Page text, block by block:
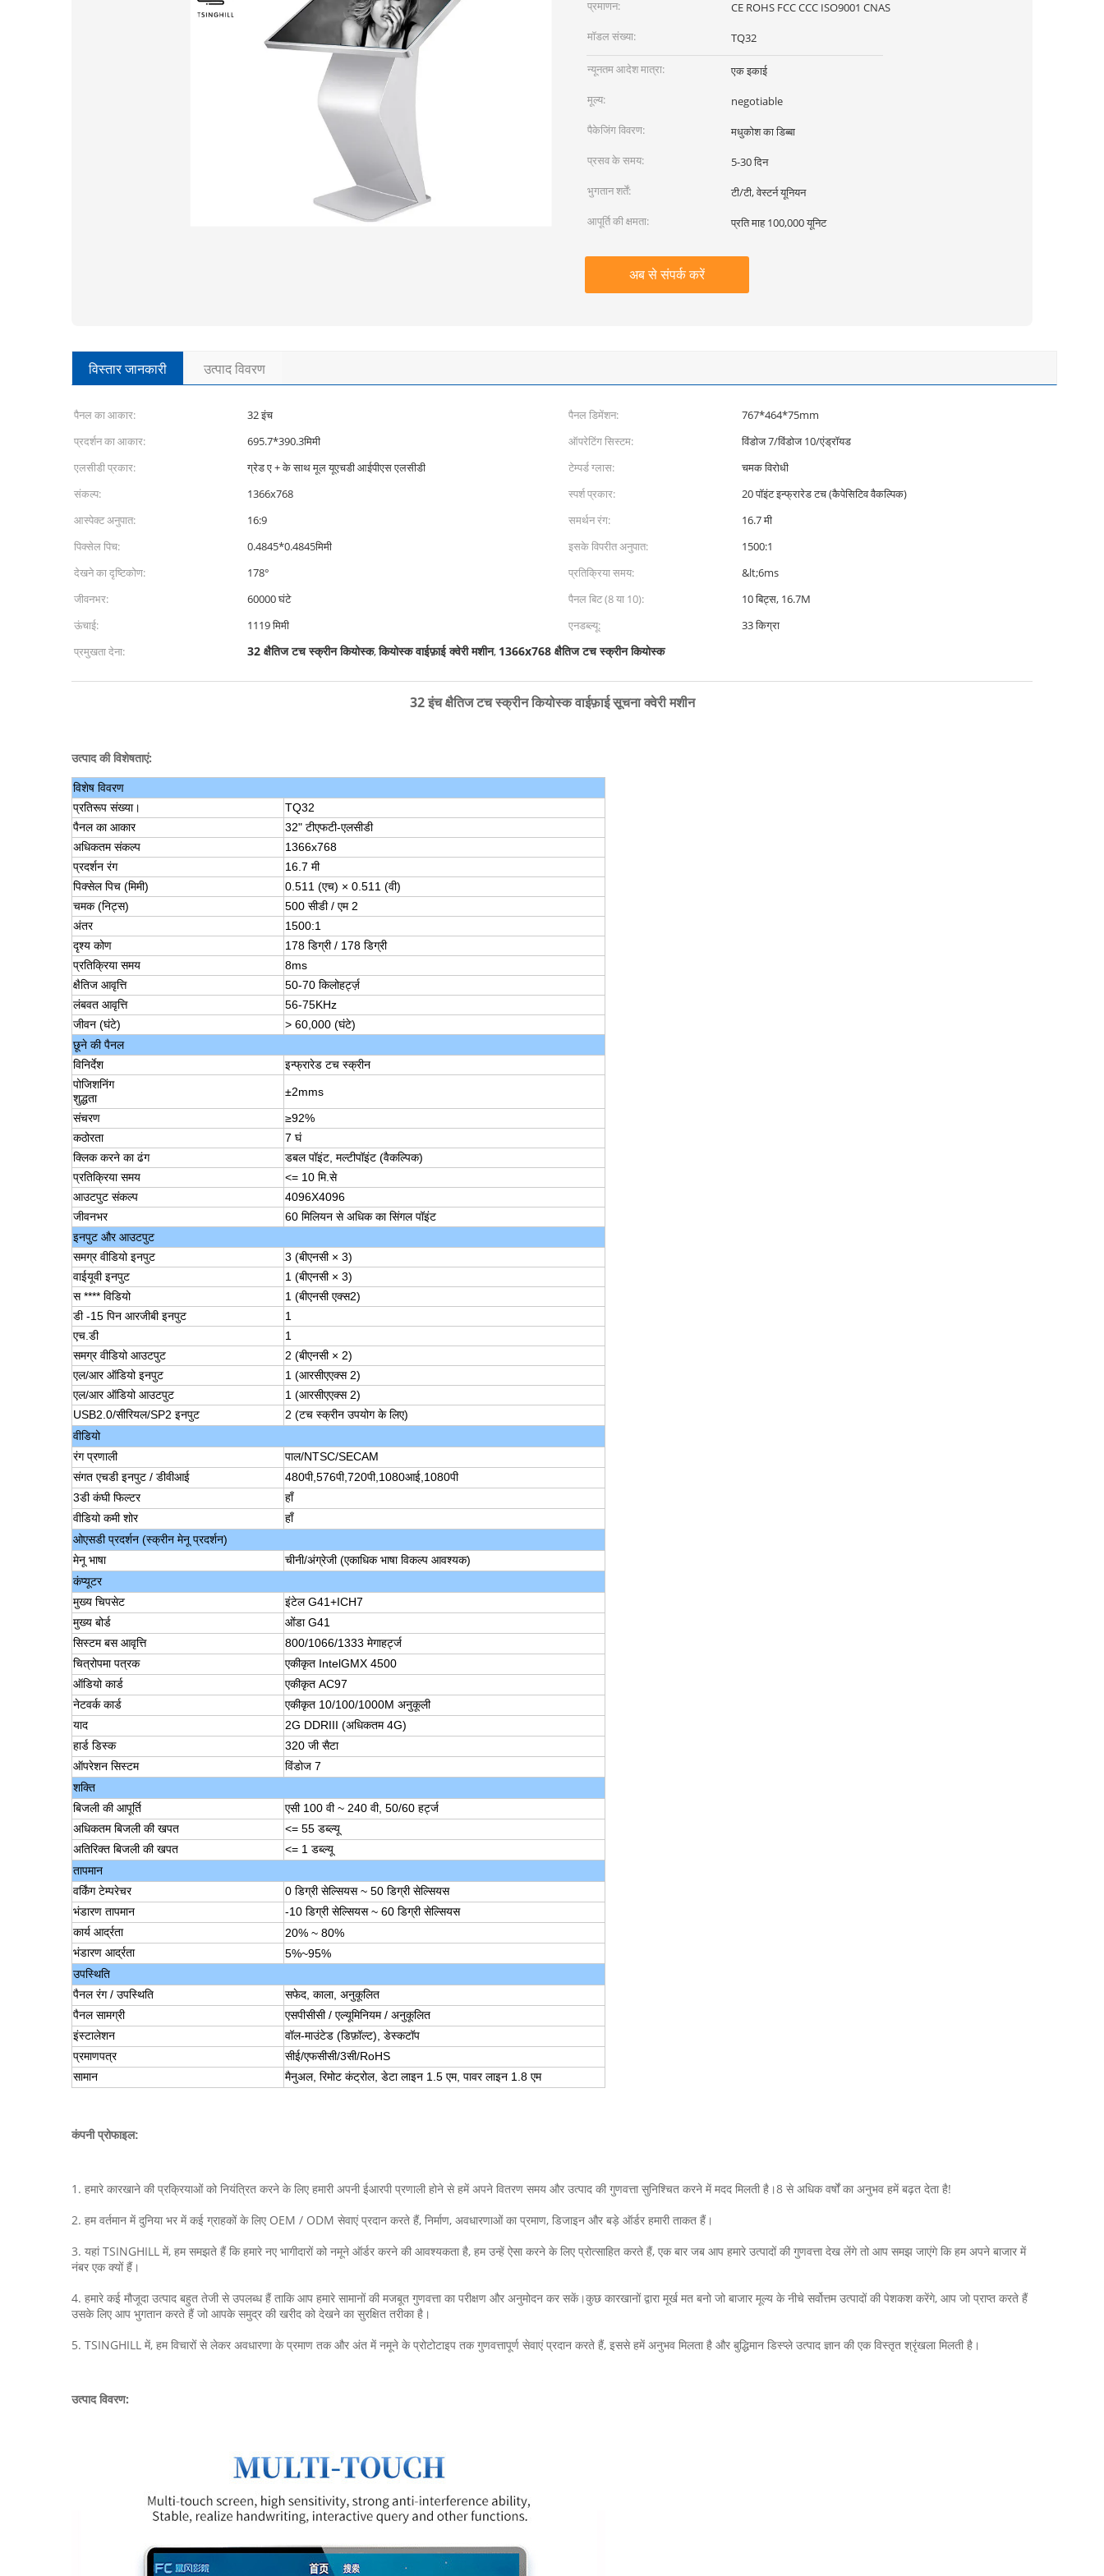
प्रमाणन:
CE ROHS FCC CCC ISO9001 CNAS
मॉडल संख्या:
TQ32
न्यूनतम आदेश मात्रा:
एक इकाई
मूल्य:
negotiable
पैकेजिंग विवरण:
मधुकोश का डिब्बा
प्रसव के समय:
5-30 दिन
भुगतान शर्तें:
टी/टी, वेस्टर्न यूनियन
आपूर्ति की क्षमता:
प्रति माह 100,000 यूनिट
अब से संपर्क करें
विस्तार जानकारी उत्पाद विवरण
पैनल का आकार: 32 इंच पैनल डिमेंशन:
767*464*75mm
प्रदर्शन का आकार:
695.7*390.3मिमी ऑपरेटिंग सिस्टम:
विंडोज 7/विंडोज 10/एंड्रॉयड
एलसीडी प्रकार:
ग्रेड ए + के साथ मूल यूएचडी आईपीएस एलसीडी टेम्पर्ड ग्लास:
चमक विरोधी
संकल्प:
1366x768 स्पर्श प्रकार:
20 पॉइंट इन्फ्रारेड टच (कैपेसिटिव वैकल्पिक)
आस्पेक्ट अनुपात:
16:9 समर्थन रंग:
16.7 मी
पिक्सेल पिच:
0.4845*0.4845मिमी इसके विपरीत अनुपात:
1500:1
देखने का दृष्टिकोण:
178° प्रतिक्रिया समय:
&lt;6ms
जीवनभर:
60000 घंटे पैनल बिट (8 या 10):
10 बिट्स, 16.7M
ऊंचाई:
1119 मिमी एनडब्ल्यू:
33 किग्रा
प्रमुखता देना:
32 क्षैतिज टच स्क्रीन कियोस्क,कियोस्क वाईफ़ाई क्वेरी मशीन, 1366x768 क्षैतिज टच स्क्रीन कियोस्क
32 इंच क्षैतिज टच स्क्रीन कियोस्क वाईफ़ाई सूचना क्वेरी मशीन
उत्पाद की विशेषताएं:
विशेष विवरण
प्रतिरूप संख्या।
TQ32
पैनल का आकार
32" टीएफटी-एलसीडी
अधिकतम संकल्प
1366x768
प्रदर्शन रंग
16.7 मी
पिक्सेल पिच (मिमी)
0.511 (एच) × 0.511 (वी)
चमक (निट्स)
500 सीडी / एम 2
अंतर
1500:1
दृश्य कोण
178 डिग्री / 178 डिग्री
प्रतिक्रिया समय
8ms
क्षैतिज आवृत्ति
50-70 किलोहर्ट्ज़
लंबवत आवृत्ति
56-75KHz
जीवन (घंटे)
> 60,000 (घंटे)
छूने की पैनल
विनिर्देश
इन्फ्रारेड टच स्क्रीन
पोजिशनिंग
शुद्धता
±2mms
संचरण
≥92%
कठोरता
7 घं
क्लिक करने का ढंग
डबल पॉइंट, मल्टीपॉइंट (वैकल्पिक)
प्रतिक्रिया समय
<= 10 मि.से
आउटपुट संकल्प
4096X4096
जीवनभर
60 मिलियन से अधिक का सिंगल पॉइंट
इनपुट और आउटपुट
समग्र वीडियो इनपुट
3 (बीएनसी × 3)
वाईयूवी इनपुट
1 (बीएनसी × 3)
स **** विडियो
1 (बीएनसी एक्स2)
डी -15 पिन आरजीबी इनपुट
1
एच.डी
1
समग्र वीडियो आउटपुट
2 (बीएनसी × 2)
एल/आर ऑडियो इनपुट
1 (आरसीएएक्स 2)
एल/आर ऑडियो आउटपुट
1 (आरसीएएक्स 2)
USB2.0/सीरियल/SP2 इनपुट
2 (टच स्क्रीन उपयोग के लिए)
वीडियो
रंग प्रणाली
पाल/NTSC/SECAM
संगत एचडी इनपुट / डीवीआई
480पी,576पी,720पी,1080आई,1080पी
3डी कंघी फिल्टर
हाँ
वीडियो कमी शोर
हाँ
ओएसडी प्रदर्शन (स्क्रीन मेनू प्रदर्शन)
मेनू भाषा
चीनी/अंग्रेजी (एकाधिक भाषा विकल्प आवश्यक)
कंप्यूटर
मुख्य चिपसेट
इंटेल G41+ICH7
मुख्य बोर्ड
ओंडा G41
सिस्टम बस आवृत्ति
800/1066/1333 मेगाहर्ट्ज
चित्रोपमा पत्रक
एकीकृत IntelGMX 4500
ऑडियो कार्ड
एकीकृत AC97
नेटवर्क कार्ड
एकीकृत 10/100/1000M अनुकूली
याद
2G DDRIII (अधिकतम 4G)
हार्ड डिस्क
320 जी सैटा
ऑपरेशन सिस्टम
विंडोज 7
शक्ति
बिजली की आपूर्ति
एसी 100 वी ~ 240 वी, 50/60 हर्ट्ज
अधिकतम बिजली की खपत
<= 55 डब्ल्यू
अतिरिक्त बिजली की खपत
<= 1 डब्ल्यू
तापमान
वर्किंग टेम्परेचर
0 डिग्री सेल्सियस ~ 50 डिग्री सेल्सियस
भंडारण तापमान
-10 डिग्री सेल्सियस ~ 60 डिग्री सेल्सियस
कार्य आर्द्रता
20% ~ 80%
भंडारण आर्द्रता
5%~95%
उपस्थिति
पैनल रंग / उपस्थिति
सफेद, काला, अनुकूलित
पैनल सामग्री
एसपीसीसी / एल्यूमिनियम / अनुकूलित
इंस्टालेशन
वॉल-माउंटेड (डिफ़ॉल्ट), डेस्कटॉप
प्रमाणपत्र
सीई/एफसीसी/3सी/RoHS
सामान
मैनुअल, रिमोट कंट्रोल, डेटा लाइन 1.5 एम, पावर लाइन 1.8 एम
कंपनी प्रोफाइल:
1. हमारे कारखाने की प्रक्रियाओं को नियंत्रित करने के लिए हमारी अपनी ईआरपी प्रणाली होने से हमें अपने वितरण समय और उत्पाद की गुणवत्ता सुनिश्चित करने में मदद मिलती है।8 से अधिक वर्षों का अनुभव हमें बढ़त देता है!
2. हम वर्तमान में दुनिया भर में कई ग्राहकों के लिए OEM / ODM सेवाएं प्रदान करते हैं, निर्माण, अवधारणाओं का प्रमाण, डिजाइन और बड़े ऑर्डर हमारी ताकत हैं।
3. यहां TSINGHILL में, हम समझते हैं कि हमारे नए भागीदारों को नमूने ऑर्डर करने की आवश्यकता है, हम उन्हें ऐसा करने के लिए प्रोत्साहित करते हैं, एक बार जब आप हमारे उत्पादों की गुणवत्ता देख लेंगे तो आप समझ जाएंगे कि हम अपने बाजार में
नंबर एक क्यों हैं।
4. हमारे कई मौजूदा उत्पाद बहुत तेजी से उपलब्ध हैं ताकि आप हमारे सामानों की मजबूत गुणवत्ता का परीक्षण और अनुमोदन कर सकें।कुछ कारखानों द्वारा मूर्ख मत बनो जो बाजार मूल्य के नीचे सर्वोत्तम उत्पादों की पेशकश करेंगे, आप जो प्राप्त करते हैं
उसके लिए आप भुगतान करते हैं जो आपके समुद्र की खरीद को देखने का सुरक्षित तरीका है।
5. TSINGHILL में, हम विचारों से लेकर अवधारणा के प्रमाण तक और अंत में नमूने के प्रोटोटाइप तक गुणवत्तापूर्ण सेवाएं प्रदान करते हैं, इससे हमें अनुभव मिलता है और बुद्धिमान डिस्प्ले उत्पाद ज्ञान की एक विस्तृत श्रृंखला मिलती है।
उत्पाद विवरण: